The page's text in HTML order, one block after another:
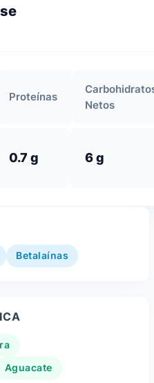
Proteínas
Netos
0.7 g 6 g
Betalaínas
Aguacate